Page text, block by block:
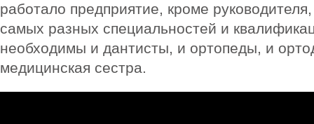
работало предприятие, кроме
самых разных специальностей и
необходимы и дантисты, и ортопеды, и
медицинская сестра.